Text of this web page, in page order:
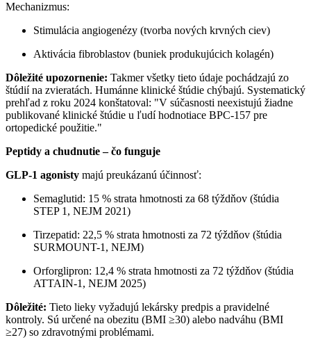
Mechanizmus:
Stimulácia angiogenézy (tvorba nových krvných ciev)
Aktivácia fibroblastov (buniek produkujúcich kolagén)
Dôležité upozornenie: Takmer všetky tieto údaje pochádzajú zo
štúdií na zvieratách. Humánne klinické štúdie chýbajú. Systematický
prehľad z roku 2024 konštatoval: "V súčasnosti neexistujú žiadne
publikované klinické štúdie u ľudí hodnotiace BPC-157 pre
ortopedické použitie."
Peptidy a chudnutie – čo funguje
GLP-1 agonisty majú preukázanú účinnosť:
Semaglutid: 15 % strata hmotnosti za 68 týždňov (štúdia
STEP 1, NEJM 2021)
Tirzepatid: 22,5 % strata hmotnosti za 72 týždňov (štúdia
SURMOUNT-1, NEJM)
Orforglipron: 12,4 % strata hmotnosti za 72 týždňov (štúdia
ATTAIN-1, NEJM 2025)
Dôležité: Tieto lieky vyžadujú lekársky predpis a pravidelné
kontroly. Sú určené na obezitu (BMI ≥30) alebo nadváhu (BMI
≥27) so zdravotnými problémami.